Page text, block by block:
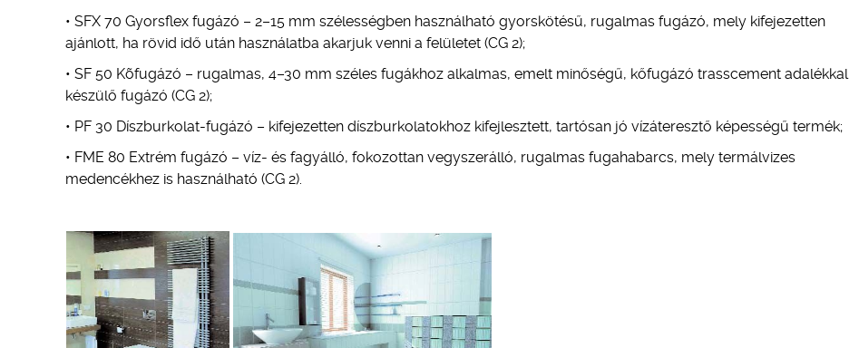
• SFX 70 Gyorsflex fugázó – 2–15 mm szélességben használható gyorskötésű, rugalmas fugázó, mely kifejezetten
ajánlott, ha rövid idő után használatba akarjuk venni a felületet (CG 2);
• SF 50 Kõfugázó – rugalmas, 4–30 mm széles fugákhoz alkalmas, emelt minőségű, kőfugázó trasscement adalékkal
készülő fugázó (CG 2);
• PF 30 Díszburkolat-fugázó – kifejezetten díszburkolatokhoz kifejlesztett, tartósan jó vízáteresztő képességű termék;
• FME 80 Extrém fugázó – víz- és fagyálló, fokozottan vegyszerálló, rugalmas fugahabarcs, mely termálvizes
medencékhez is használható (CG 2).